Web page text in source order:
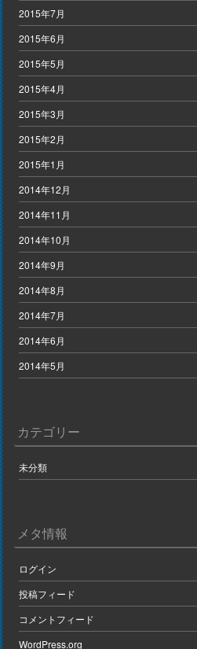
2015年7月
2015年6月
2015年5月
2015年4月
2015年3月
2015年2月
2015年1月
2014年12月
2014年11月
2014年10月
2014年9月
2014年8月
2014年7月
2014年6月
2014年5月
カテゴリー
未分類
メタ情報
ログイン
投稿フィード
コメントフィード
WordPress.org